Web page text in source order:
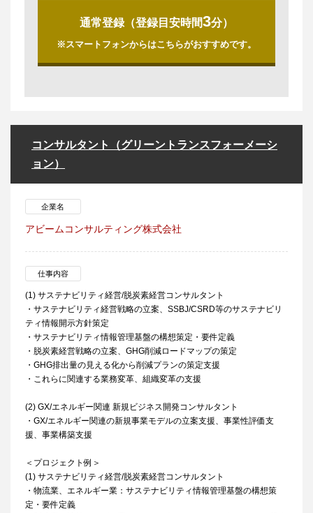
通常登録（登録目安時間3分）
※スマートフォンからはこちらがおすすめです。
コンサルタント（グリーントランスフォーメーシ
ョン）
企業名
アビームコンサルティング株式会社
仕事内容
(1) サステナビリティ経営/脱炭素経営コンサルタント
・サステナビリティ経営戦略の立案、SSBJ/CSRD等のサステナビリ
ティ情報開示方針策定
・サステナビリティ情報管理基盤の構想策定・要件定義
・脱炭素経営戦略の立案、GHG削減ロードマップの策定
・GHG排出量の見える化から削減プランの策定支援
・これらに関連する業務変革、組織変革の支援
(2) GX/エネルギー関連 新規ビジネス開発コンサルタント
・GX/エネルギー関連の新規事業モデルの立案支援、事業性評価支
援、事業構築支援
＜プロジェクト例＞
(1) サステナビリティ経営/脱炭素経営コンサルタント
・物流業、エネルギー業：サステナビリティ情報管理基盤の構想策
定・要件定義